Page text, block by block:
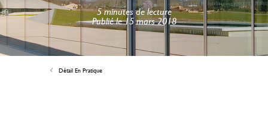
5 minutes de lecture
Publié le 15 mars 2018
Détail En Pratique